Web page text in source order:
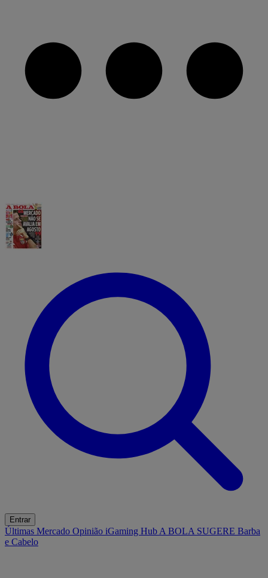
Entrar
Últimas Mercado Opinião iGaming Hub A BOLA SUGERE Barba
e Cabelo